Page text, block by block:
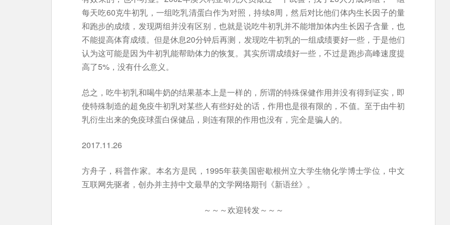
每天吃60克牛初乳，一组吃乳清蛋白作为对照，持续8周，然后对比他们体内生长因子的量
和跑步的成绩，发现两组并没有区别，也就是说吃牛初乳并不能增加体内生长因子含量，也
不能提高体育成绩。但是休息20分钟后再测，发现吃牛初乳的一组成绩要好一些，于是他们
认为这可能是因为牛初乳能帮助体力的恢复。其实所谓成绩好一些，不过是跑步高峰速度提
高了5%，没有什么意义。
总之，吃牛初乳和喝牛奶的结果基本上是一样的，所谓的特殊保健作用并没有得到证实，即
使特殊制造的超免疫牛初乳对某些人有些好处的话，作用也是很有限的，不值。至于由牛初
乳衍生出来的免疫球蛋白保健品，则连有限的作用也没有，完全是骗人的。
2017.11.26
方舟子，科普作家。本名方是民，1995年获美国密歇根州立大学生物化学博士学位，中文
互联网先驱者，创办并主持中文最早的文学网络期刊《新语丝》。
～～～欢迎转发～～～